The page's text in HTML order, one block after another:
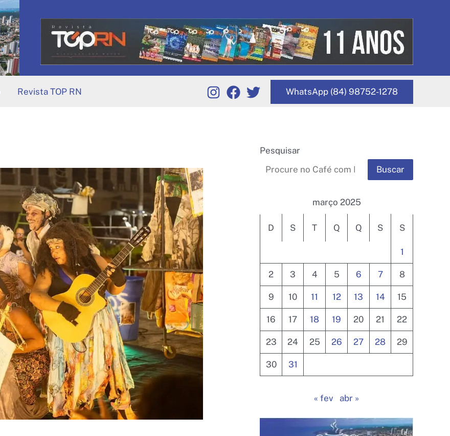
Revista TOP RN WhatsApp (84) 98752-1278
Pesquisar
Buscar
março 2025
D S T Q Q S S
1
2 3 4 5 6 7 8
9 10 11 12 13 14 15
16 17 18 19 20 21 22
23 24 25 26 27 28 29
30 31
« fev abr »